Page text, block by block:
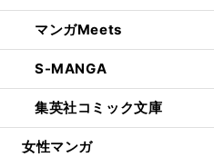
マンガMeets
S-MANGA
集英社コミック文庫
女性マンガ